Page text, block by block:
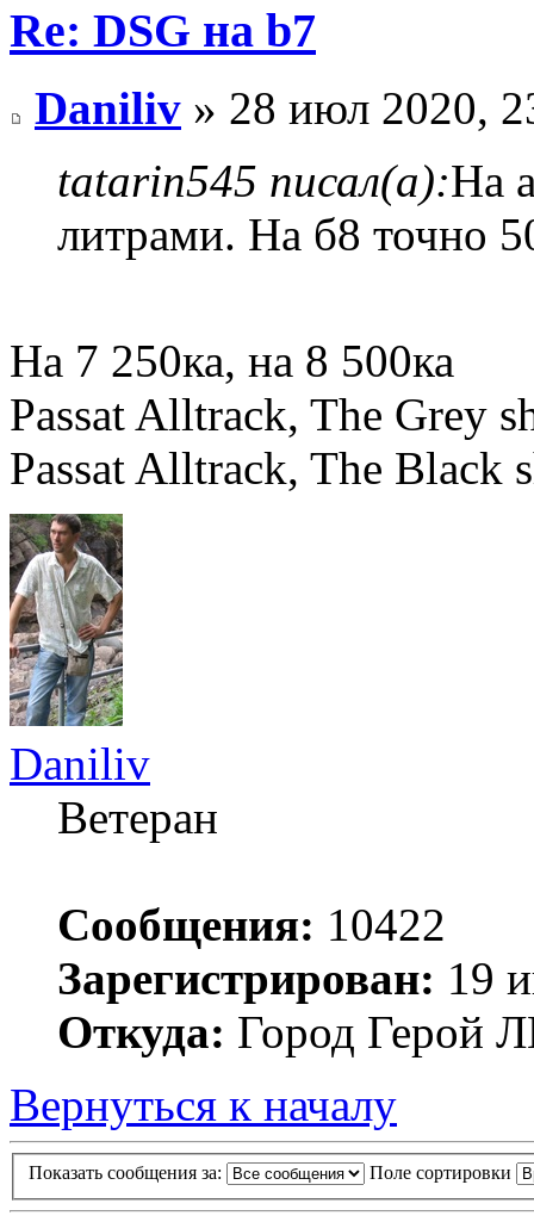
Re: DSG на b7
Daniliv » 28 июл 2020,
tatarin545 писал(а):На
литрами. На б8 точно
На 7 250ка, на 8 500ка
Passat Alltrack, The Grey
Passat Alltrack, The Black
Daniliv
Ветеран
Сообщения: 10422
Зарегистрирован: 19
Откуда: Город Герой
Вернуться к началу
Показать сообщения за: Поле сортировки